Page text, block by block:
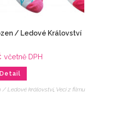
/ Ledové Království
včetně DPH
Detail
/ Ledové království, Veci z filmu